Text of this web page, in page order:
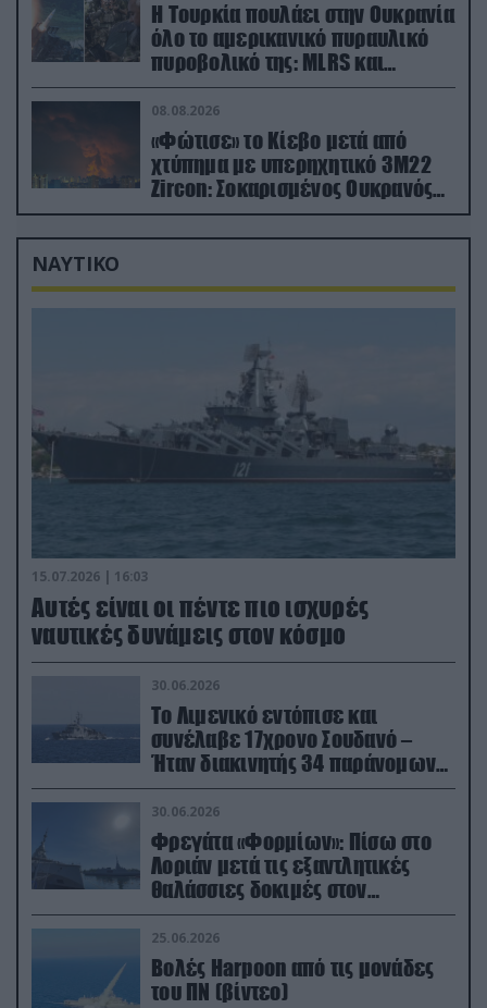
Η Τουρκία πουλάει στην Ουκρανία
όλο το αμερικανικό πυραυλικό
πυροβολικό της: MLRS και
ΑΤΑCMS
08.08.2026
«Φώτισε» το Κίεβο μετά από
χτύπημα με υπερηχητικό 3M22
Zircon: Σοκαρισμένος Ουκρανός
κατέγραψε τη στιγμή (βίντεο)
ΝΑΥΤΙΚΟ
15.07.2026 | 16:03
Aυτές είναι οι πέντε πιο ισχυρές
ναυτικές δυνάμεις στον κόσμο
30.06.2026
Το Λιμενικό εντόπισε και
συνέλαβε 17χρονο Σουδανό –
Ήταν διακινητής 34 παράνομων
μεταναστών
30.06.2026
Φρεγάτα «Φορμίων»: Πίσω στο
Λοριάν μετά τις εξαντλητικές
θαλάσσιες δοκιμές στον
απαιτητικό Βισκαϊκό
25.06.2026
Βολές Harpoon από τις μονάδες
του ΠΝ (βίντεο)